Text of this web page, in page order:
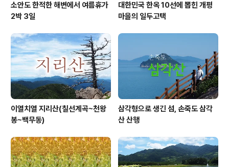
소안도 한적한 해변에서 여름휴가
2박 3일
대한민국 한옥 10선에 뽑힌 개평
마을의 일두고택
이열치열 지리산(칠선계곡~천왕
봉~백무동)
삼각형으로 생긴 섬, 손죽도 삼각
산 산행